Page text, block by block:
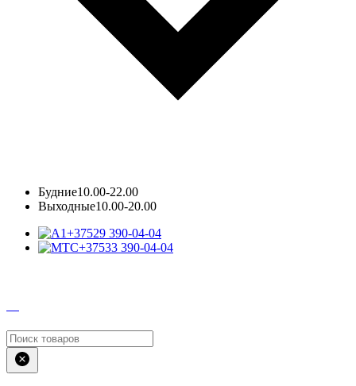
Будние10.00-22.00
Выходные10.00-20.00
+37529 390-04-04
+37533 390-04-04